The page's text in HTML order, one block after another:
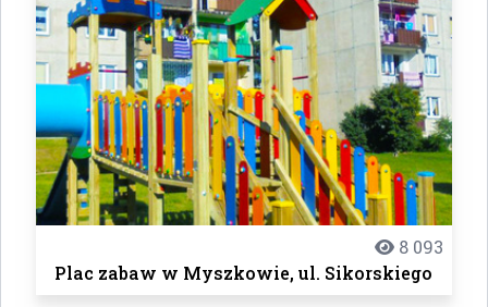
8 093
Plac zabaw w Myszkowie, ul. Sikorskiego